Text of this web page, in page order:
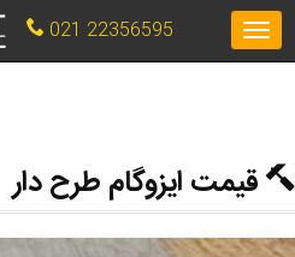
Toggle
navigation
021 22356595
قیمت ایزوگام طرح دار